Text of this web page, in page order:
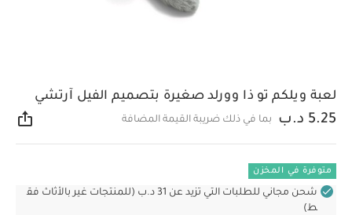
لعبة ويلكم تو ذا وورلد صغيرة بتصميم الفيل آرتشي
5.25 د.ب بما في ذلك ضريبة القيمة المضافة
متوفرة في المخزن
شحن مجاني للطلبات التي تزيد عن 31 د.ب (للمنتجات غير بالأثاث فق
ط)